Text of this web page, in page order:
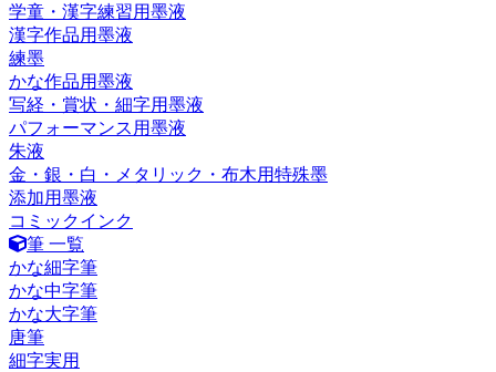
学童・漢字練習用墨液
漢字作品用墨液
練墨
かな作品用墨液
写経・賞状・細字用墨液
パフォーマンス用墨液
朱液
金・銀・白・メタリック・布木用特殊墨
添加用墨液
コミックインク
筆 一覧
かな細字筆
かな中字筆
かな大字筆
唐筆
細字実用